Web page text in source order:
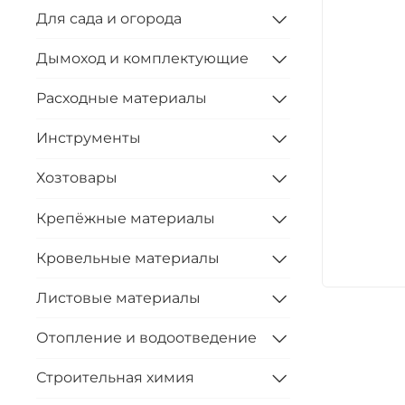
Для сада и огорода
Дымоход и комплектующие
Расходные материалы
Инструменты
Хозтовары
Крепёжные материалы
Кровельные материалы
Листовые материалы
Отопление и водоотведение
Строительная химия